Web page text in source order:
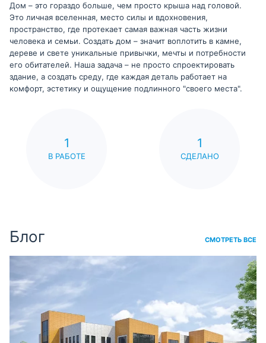
Дом – это гораздо больше, чем просто крыша над головой.
Это личная вселенная, место силы и вдохновения,
пространство, где протекает самая важная часть жизни
человека и семьи. Создать дом – значит воплотить в камне,
дереве и свете уникальные привычки, мечты и потребности
его обитателей. Наша задача – не просто спроектировать
здание, а создать среду, где каждая деталь работает на
комфорт, эстетику и ощущение подлинного "своего места".
1
В РАБОТЕ
1
СДЕЛАНО
Блог СМОТРЕТЬ ВСЕ